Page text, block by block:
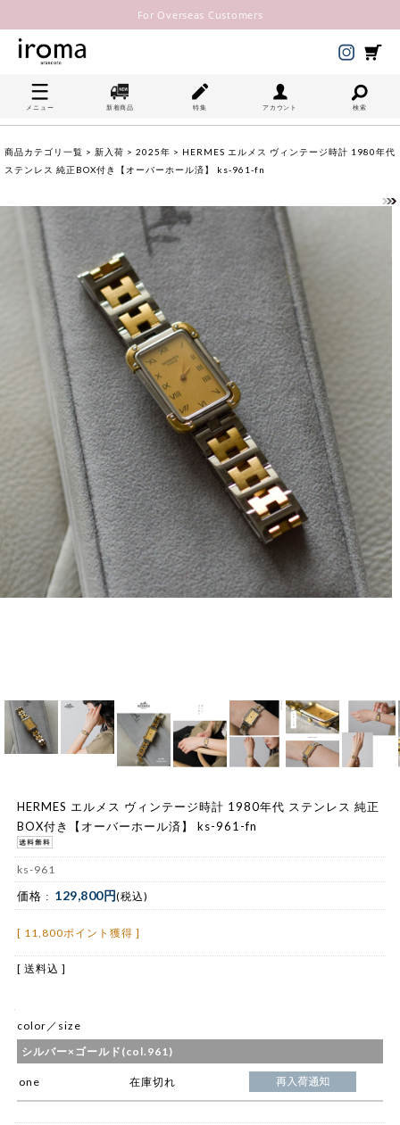
For Overseas Customers
メニュー 新着商品 特集 アカウント 検索
商品カテゴリ一覧 > 新入荷 > 2025年 > HERMES エルメス ヴィンテージ時計 1980年代
ステンレス 純正BOX付き【オーバーホール済】 ks-961-fn
HERMES エルメス ヴィンテージ時計 1980年代 ステンレス 純正
BOX付き【オーバーホール済】 ks-961-fn
ks-961
価格 : 129,800円(税込)
[ 11,800ポイント獲得 ]
[ 送料込 ]
color／size
シルバー×ゴールド(col.961)
one 在庫切れ